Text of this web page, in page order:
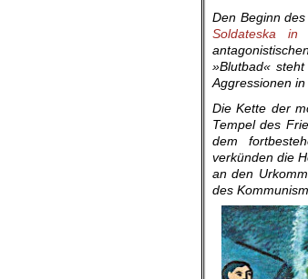
Den Beginn
Soldateska in
»Blutbad«
Aggressionen
Die Kette der
Tempel des
dem
verkünden die
an den
des